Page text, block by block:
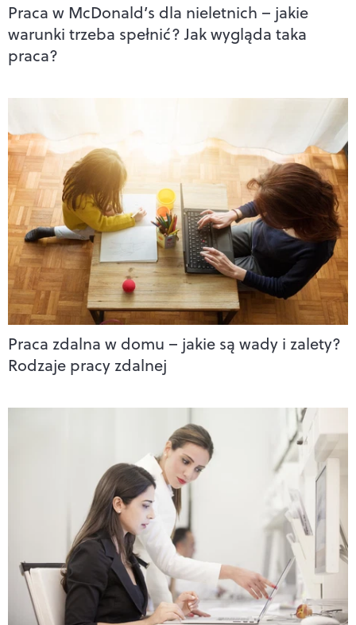
Praca w McDonald’s dla nieletnich – jakie
warunki trzeba spełnić? Jak wygląda taka
praca?
Praca zdalna w domu – jakie są wady i zalety?
Rodzaje pracy zdalnej